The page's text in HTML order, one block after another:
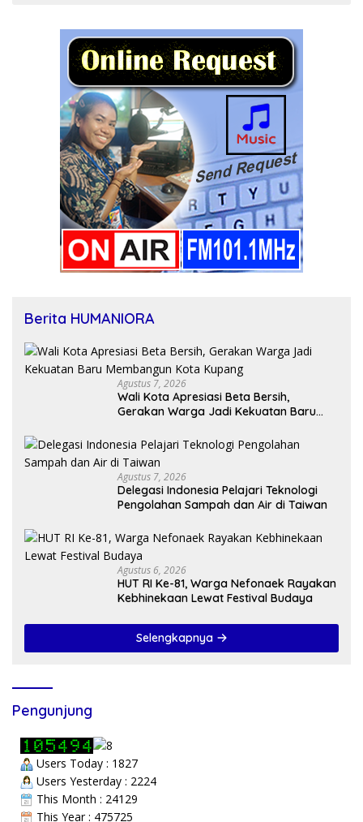
Berita HUMANIORA
Agustus 7, 2026
Wali Kota Apresiasi Beta Bersih,
Gerakan Warga Jadi Kekuatan Baru
Agustus 7, 2026
Delegasi Indonesia Pelajari Teknologi
Pengolahan Sampah dan Air di Taiwan
Agustus 6, 2026
HUT RI Ke-81, Warga Nefonaek Rayakan
Kebhinekaan Lewat Festival Budaya
Selengkapnya
Pengunjung
Users Today : 1827
Users Yesterday : 2224
This Month : 24129
This Year : 475725